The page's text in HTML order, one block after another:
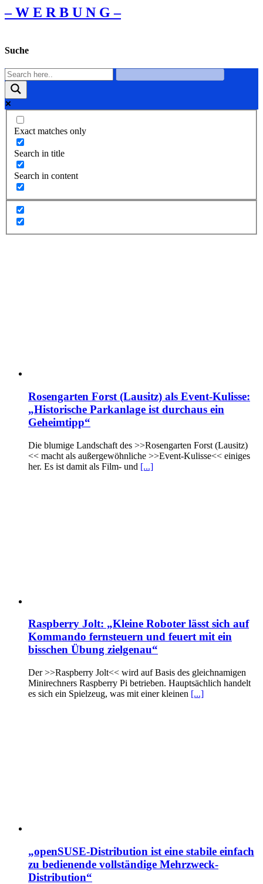
– W Ε R Β U Ν G –
Suche
Exact matches only
Search in title
Search in content
Rosengarten Forst (Lausitz) als Event-Kulisse:
„Historische Parkanlage ist durchaus ein
Geheimtipp“
Die blumige Landschaft des >>Rosengarten Forst (Lausitz)
<< macht als außergewöhnliche >>Event-Kulisse<< einiges
her. Es ist damit als Film- und [...]
Raspberry Jolt: „Kleine Roboter lässt sich auf
Kommando fernsteuern und feuert mit ein
bisschen Übung zielgenau“
Der >>Raspberry Jolt<< wird auf Basis des gleichnamigen
Minirechners Raspberry Pi betrieben. Hauptsächlich handelt
es sich ein Spielzeug, was mit einer kleinen [...]
„openSUSE-Distribution ist eine stabile einfach
zu bedienende vollständige Mehrzweck-
Distribution“